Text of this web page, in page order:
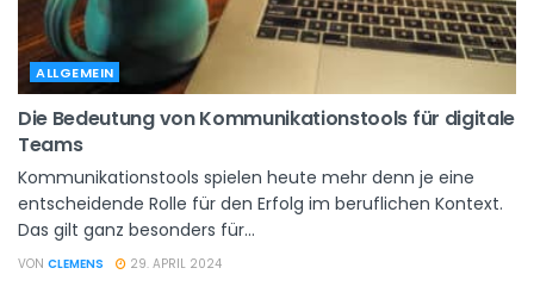
ALLGEMEIN
Die Bedeutung von Kommunikationstools für digitale
Teams
Kommunikationstools spielen heute mehr denn je eine
entscheidende Rolle für den Erfolg im beruflichen Kontext.
Das gilt ganz besonders für...
VON CLEMENS 29. APRIL 2024